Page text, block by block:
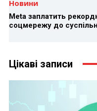
Новини
Meta заплатить
соцмережу до
Цікаві записи